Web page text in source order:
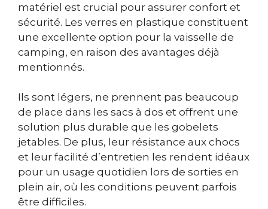
matériel est crucial pour assurer confort et
sécurité. Les verres en plastique constituent
une excellente option pour la vaisselle de
camping, en raison des avantages déjà
mentionnés.
Ils sont légers, ne prennent pas beaucoup
de place dans les sacs à dos et offrent une
solution plus durable que les gobelets
jetables. De plus, leur résistance aux chocs
et leur facilité d’entretien les rendent idéaux
pour un usage quotidien lors de sorties en
plein air, où les conditions peuvent parfois
être difficiles.